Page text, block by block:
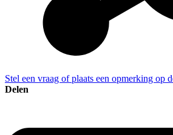
Stel een vraag of plaats een opmerking op
Delen